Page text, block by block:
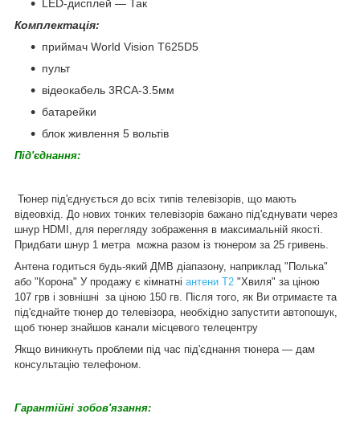
LED-дисплей — Так
Комплектація:
приймач World Vision T625D5
пульт
відеокабель 3RCA-3.5мм
батарейки
блок живлення 5 вольтів
Під'єднання:
Тюнер під'єднується до всіх типів телевізорів, що мають
відеовхід. До нових тонких телевізорів бажано під'єднувати через
шнур HDMI, для перегляду зображення в максимальній якості.
Придбати шнур 1 метра можна разом із тюнером за 25 гривень.
Антена годиться будь-який ДМВ діапазону, наприклад "Полька"
або "Корона" У продажу є кімнатні антени Т2 "Хвиля" за ціною
107 грв і зовнішні за ціною 150 гв. Після того, як Ви отримаєте та
під'єднайте тюнер до телевізора, необхідно запустити автопошук,
щоб тюнер знайшов канали місцевого телецентру
Якщо виникнуть проблеми під час під'єднання тюнера — дам
консультацію телефоном.
Гарантійні зобов'язання: